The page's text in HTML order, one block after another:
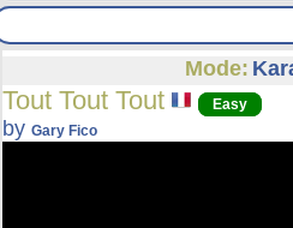
Mode:
Tout Tout Tout Easy
byGary Fico